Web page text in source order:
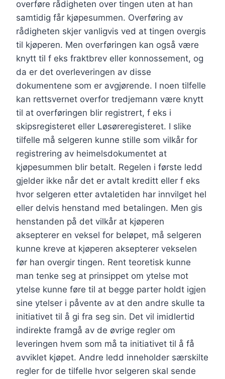
overføre rådigheten over tingen uten at han
samtidig får kjøpesummen. Overføring av
rådigheten skjer vanligvis ved at tingen overgis
til kjøperen. Men overføringen kan også være
knytt til f eks fraktbrev eller konnossement, og
da er det overleveringen av disse
dokumentene som er avgjørende. I noen tilfelle
kan rettsvernet overfor tredjemann være knytt
til at overføringen blir registrert, f eks i
skipsregisteret eller Løsøreregisteret. I slike
tilfelle må selgeren kunne stille som vilkår for
registrering av heimelsdokumentet at
kjøpesummen blir betalt. Regelen i første ledd
gjelder ikke når det er avtalt kreditt eller f eks
hvor selgeren etter avtaletiden har innvilget hel
eller delvis henstand med betalingen. Men gis
henstanden på det vilkår at kjøperen
aksepterer en veksel for beløpet, må selgeren
kunne kreve at kjøperen aksepterer vekselen
før han overgir tingen. Rent teoretisk kunne
man tenke seg at prinsippet om ytelse mot
ytelse kunne føre til at begge parter holdt igjen
sine ytelser i påvente av at den andre skulle ta
initiativet til å gi fra seg sin. Det vil imidlertid
indirekte framgå av de øvrige regler om
leveringen hvem som må ta initiativet til å få
avviklet kjøpet. Andre ledd inneholder særskilte
regler for de tilfelle hvor selgeren skal sende